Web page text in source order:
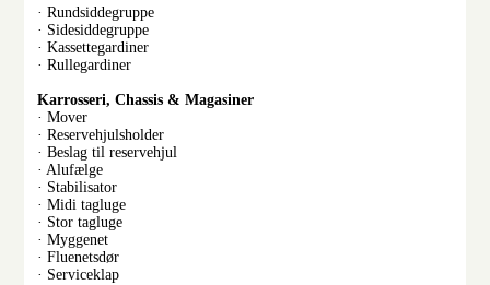
· Rundsiddegruppe
· Sidesiddegruppe
· Kassettegardiner
· Rullegardiner
Karrosseri, Chassis & Magasiner
· Mover
· Reservehjulsholder
· Beslag til reservehjul
· Alufælge
· Stabilisator
· Midi tagluge
· Stor tagluge
· Myggenet
· Fluenetsdør
· Serviceklap